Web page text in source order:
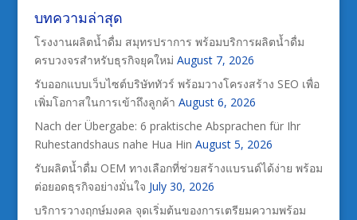
บทความล่าสุด
โรงงานผลิตน้ำดื่ม สมุทรปราการ พร้อมบริการผลิตน้ำดื่ม
ครบวงจรสำหรับธุรกิจยุคใหม่ August 7, 2026
รับออกแบบเว็บไซต์บริษัททัวร์ พร้อมวางโครงสร้าง SEO เพื่อ
เพิ่มโอกาสในการเข้าถึงลูกค้า August 6, 2026
Nach der Übergabe: 6 praktische Absprachen für Ihr
Ruhestandshaus nahe Hua Hin August 5, 2026
รับผลิตน้ำดื่ม OEM ทางเลือกที่ช่วยสร้างแบรนด์ได้ง่าย พร้อม
ต่อยอดธุรกิจอย่างมั่นใจ July 30, 2026
บริการวางฤกษ์มงคล จุดเริ่มต้นของการเตรียมความพร้อม